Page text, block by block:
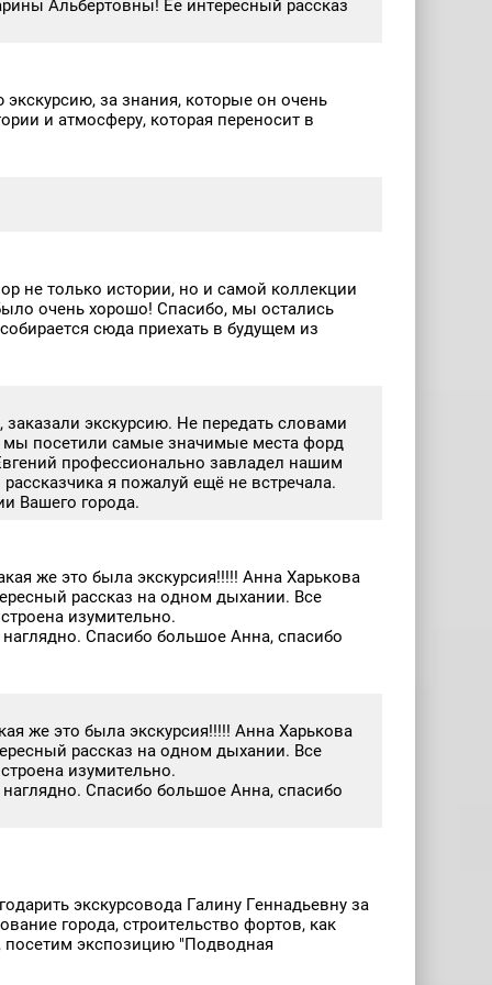
Альбертовны! Ее интересный рассказ
за знания, которые он очень
и атмосферу, которая переносит в
не только истории, но и самой коллекции
очень хорошо! Спасибо, мы остались
сюда приехать в будущем из
экскурсию. Не передать словами
мы посетили самые значимые места форд
профессионально завладел нашим
я пожалуй ещё не встречала.
Вашего города.
же это была экскурсия!!!!! Анна Харькова
рассказ на одном дыхании. Все
изумительно.
Спасибо большое Анна, спасибо
же это была экскурсия!!!!! Анна Харькова
рассказ на одном дыхании. Все
изумительно.
Спасибо большое Анна, спасибо
экскурсовода Галину Геннадьевну за
города, строительство фортов, как
посетим экспозицию "Подводная